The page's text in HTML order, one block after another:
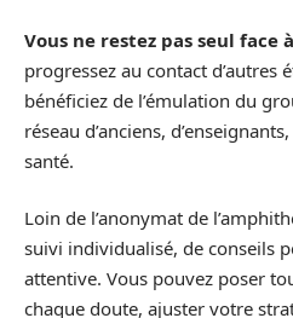
Vous ne restez pas seul face
progressez au contact
bénéficiez de l’émulation du
réseau d’anciens,
santé.
Loin de l’anonymat de
suivi individualisé, de conseils
attentive. Vous pouvez poser
chaque doute, ajuster votre